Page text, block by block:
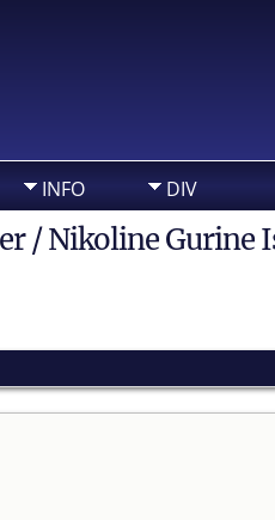
INFO DIV
/ Nikoline Gurine